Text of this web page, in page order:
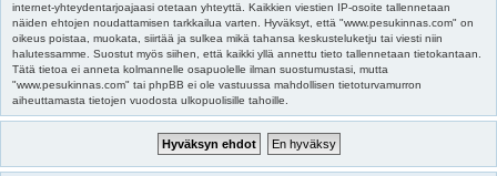
internet-yhteydentarjoajaasi otetaan yhteyttä. Kaikkien viestien IP-osoite tallennetaan
näiden ehtojen noudattamisen tarkkailua varten. Hyväksyt, että "www.pesukinnas.com" on
oikeus poistaa, muokata, siirtää ja sulkea mikä tahansa keskusteluketju tai viesti niin
halutessamme. Suostut myös siihen, että kaikki yllä annettu tieto tallennetaan tietokantaan.
Tätä tietoa ei anneta kolmannelle osapuolelle ilman suostumustasi, mutta
"www.pesukinnas.com" tai phpBB ei ole vastuussa mahdollisen tietoturvamurron
aiheuttamasta tietojen vuodosta ulkopuolisille tahoille.